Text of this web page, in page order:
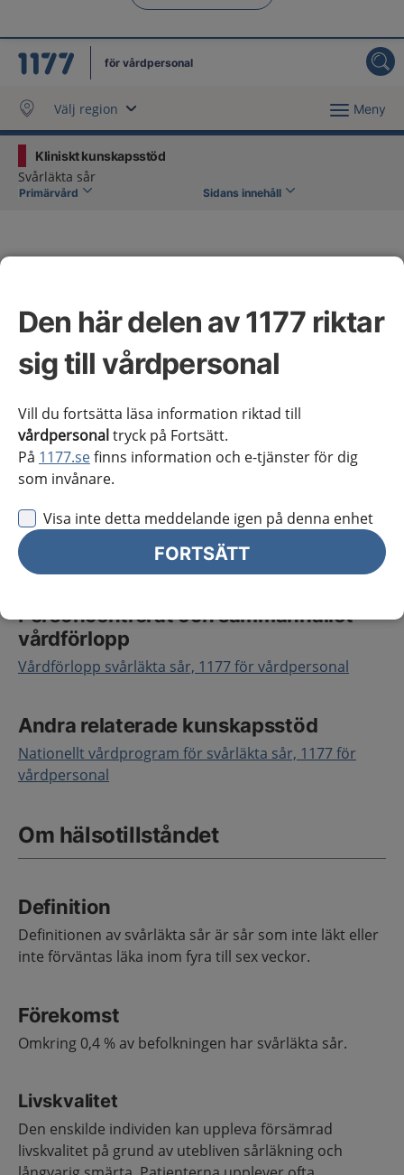
Den här delen av 1177 riktar
sig till vårdpersonal
Vill du fortsätta läsa information riktad till
vårdpersonaltryck på Fortsätt.
På 1177.sefinns information och e-tjänster för dig
som invånare.
Visa inte detta meddelande igen på denna enhet
FORTSÄTT
för vårdpersonal
Välj region Meny
Kliniskt kunskapsstöd
Svårläkta sår
Primärvård Sidans innehåll
Svårläkta sår
Omfattning av kunskapsstödet
Den här rekommendationen avser att ge stöd i
svårläkta sår. Nationella kliniska kunskapsstöd finns
även för benartärsjukdom, venös insufficiens och
varicer samt diabetes med fotkomplikationer.
Personcentrerat och sammanhållet
vårdförlopp
Vårdförlopp svårläkta sår, 1177 för vårdpersonal
Andra relaterade kunskapsstöd
Nationellt vårdprogram för svårläkta sår, 1177 för
vårdpersonal
Om hälsotillståndet
Definition
Definitionen av svårläkta sår är sår som inte läkt eller
inte förväntas läka inom fyra till sex veckor.
Förekomst
Omkring 0,4 % av befolkningen har svårläkta sår.
Livskvalitet
Den enskilde individen kan uppleva försämrad
livskvalitet på grund av utebliven sårläkning och